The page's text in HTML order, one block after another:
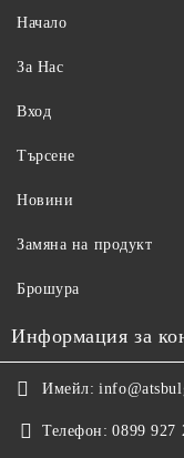
Начало
За Нас
Вход
Търсене
Новини
Замяна на продукт
Брошура
Информация за
Имейл:
Телефон: 0899 927